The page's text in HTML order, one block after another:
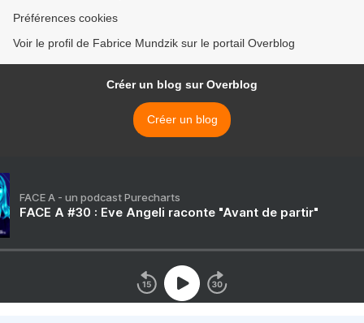
Préférences cookies
Voir le profil de Fabrice Mundzik sur le portail Overblog
Créer un blog sur Overblog
Créer un blog
FACE A - un podcast Purecharts
FACE A #30 : Eve Angeli raconte "Avant de partir"